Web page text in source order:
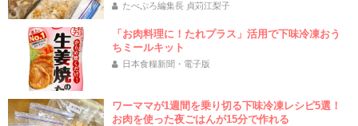
たべぷろ編集長 貞苅江梨子
「お肉料理に！たれプラス」活用で下味冷凍おう
ちミールキット
日本食糧新聞・電子版
ワーママが1週間を乗り切る下味冷凍レシピ5選！
お肉を使った夜ごはんが15分で作れる